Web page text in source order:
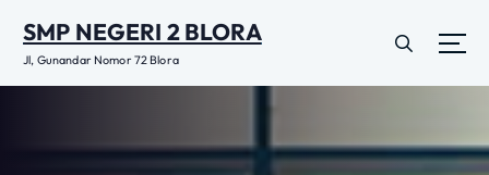
a
SMP NEGERI 2 BLORA
Jl, Gunandar Nomor 72 Blora